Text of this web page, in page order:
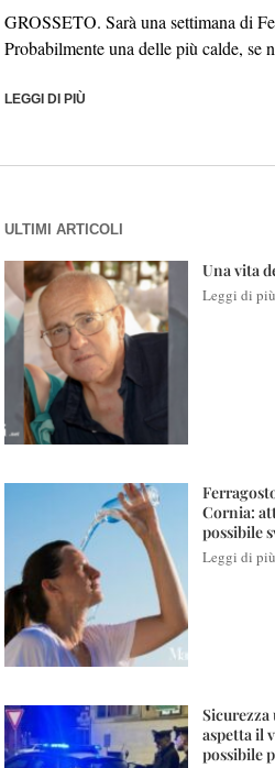
GROSSETO. Sarà una settimana di
Probabilmente una delle più calde, se
LEGGI DI PIÙ
ULTIMI ARTICOLI
Una vita
Leggi di
Cornia:
possibile
Leggi di
aspetta il
possibile